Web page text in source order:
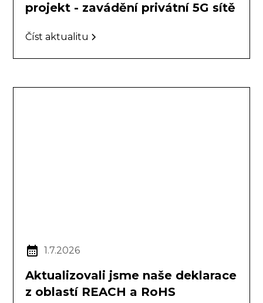
projekt - zavádění privátní 5G sítě
Číst aktualitu
1.7.2026
Aktualizovali jsme naše deklarace
z oblastí REACH a RoHS